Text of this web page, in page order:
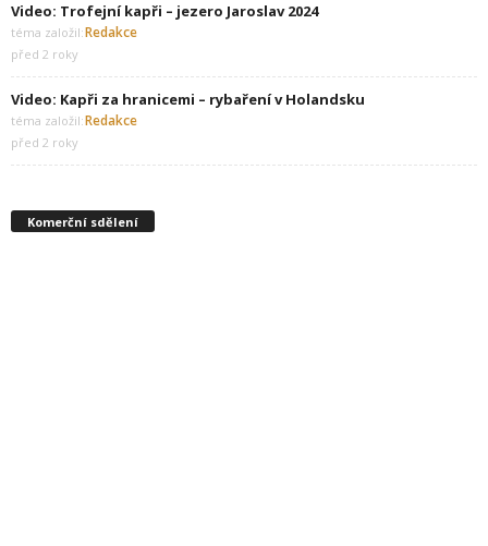
Video: Trofejní kapři – jezero Jaroslav 2024
téma založil:Redakce
před 2 roky
Video: Kapři za hranicemi – rybaření v Holandsku
téma založil:Redakce
před 2 roky
Komerční sdělení